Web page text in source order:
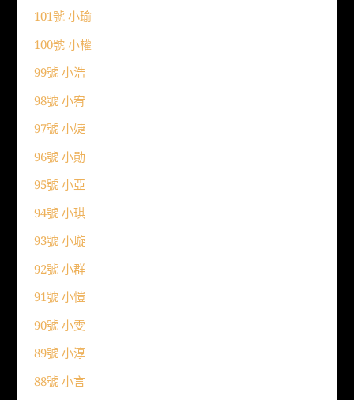
101號 小瑜
100號 小權
99號 小浩
98號 小宥
97號 小婕
96號 小勛
95號 小亞
94號 小琪
93號 小璇
92號 小群
91號 小愷
90號 小雯
89號 小淳
88號 小言